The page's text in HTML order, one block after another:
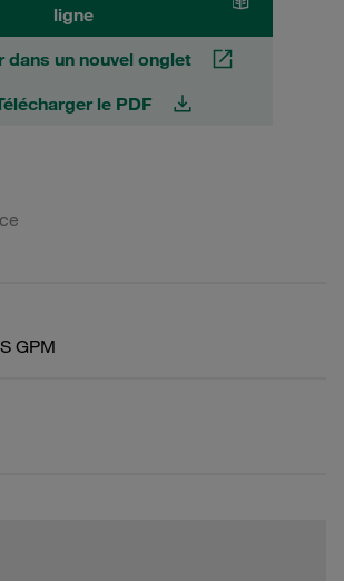
ligne
dans un nouvel onglet
le PDF
GPM